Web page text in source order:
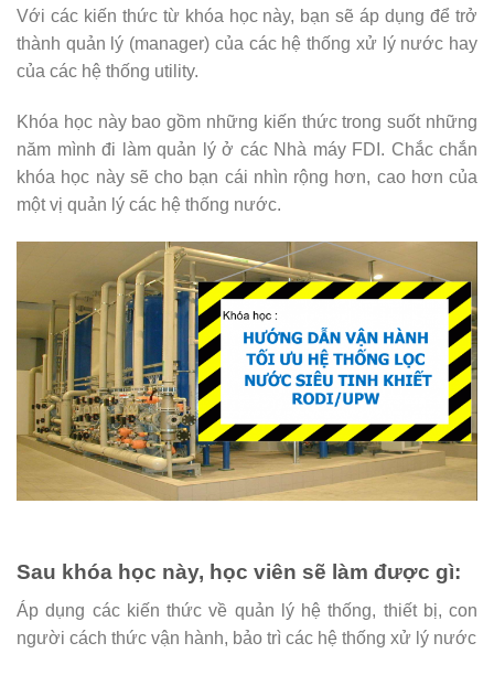
Với các kiến thức từ khóa học này, bạn sẽ áp dụng để trở
thành quản lý (manager) của các hệ thống xử lý nước hay
của các hệ thống utility.
Khóa học này bao gồm những kiến thức trong suốt những
năm mình đi làm quản lý ở các Nhà máy FDI. Chắc chắn
khóa học này sẽ cho bạn cái nhìn rộng hơn, cao hơn của
một vị quản lý các hệ thống nước.
Sau khóa học này, học viên sẽ làm được gì:
Áp dụng các kiến thức về quản lý hệ thống, thiết bị, con
người cách thức vận hành, bảo trì các hệ thống xử lý nước